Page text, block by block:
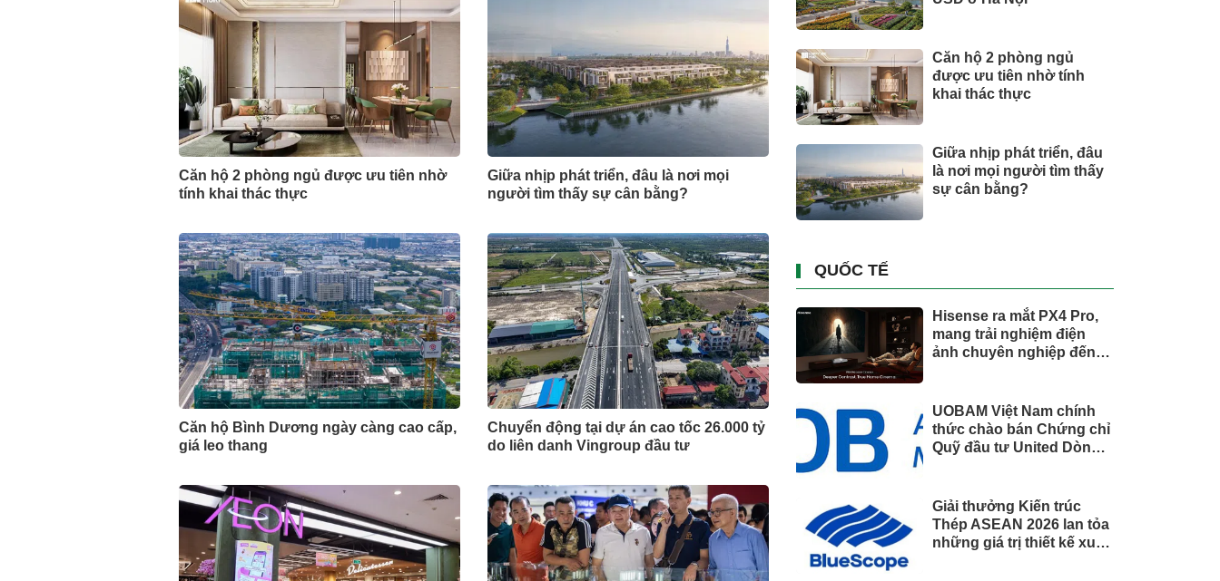
Căn hộ 2 phòng ngủ được ưu tiên nhờ
tính khai thác thực
Giữa nhịp phát triển, đâu là nơi mọi
người tìm thấy sự cân bằng?
Căn hộ Bình Dương ngày càng cao cấp,
giá leo thang
Chuyển động tại dự án cao tốc 26.000 tỷ
do liên danh Vingroup đầu tư
Căn hộ 2 phòng ngủ
được ưu tiên nhờ tính
khai thác thực
Giữa nhịp phát triển, đâu
là nơi mọi người tìm thấy
sự cân bằng?
QUỐC TẾ
Hisense ra mắt PX4 Pro,
mang trải nghiệm điện
ảnh chuyên nghiệp đến
UOBAM Việt Nam chính
thức chào bán Chứng chỉ
Quỹ đầu tư United Dòng
Giải thưởng Kiến trúc
Thép ASEAN 2026 lan tỏa
những giá trị thiết kế xuất